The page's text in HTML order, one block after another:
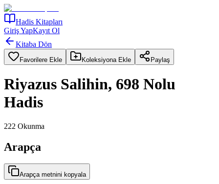
Hadis Kitapları
Giriş YapKayıt Ol
Kitaba Dön
Favorilere Ekle Koleksiyona Ekle Paylaş
Riyazus Salihin, 698 Nolu
Hadis
222 Okunma
Arapça
Arapça metnini kopyala